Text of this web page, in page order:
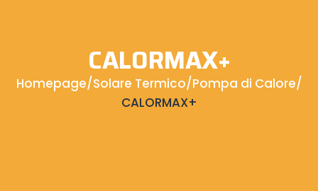
CALORMAX+
Homepage/Solare Termico/Pompa di Calore/
CALORMAX+